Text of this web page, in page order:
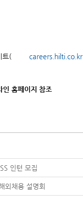
트( careers.hilti.co.kr
홈페이지 참조
인턴 모집
외채용 설명회